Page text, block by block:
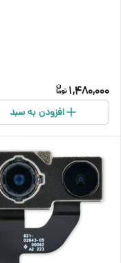
1,480,000
افزودن به سبد